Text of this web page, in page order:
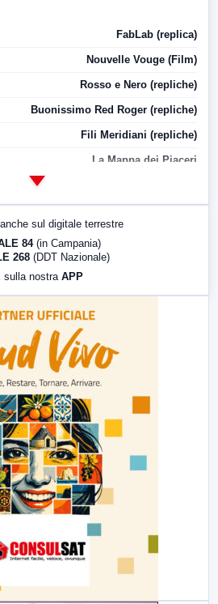
FabLab (replica)
Nouvelle Vouge (Film)
Rosso e Nero (repliche)
Buonissimo Red Roger (repliche)
Fili Meridiani (repliche)
La Mappa dei Piaceri
sul digitale terrestre
84 (in Campania)
268 (DDT Nazionale)
sulla nostra APP